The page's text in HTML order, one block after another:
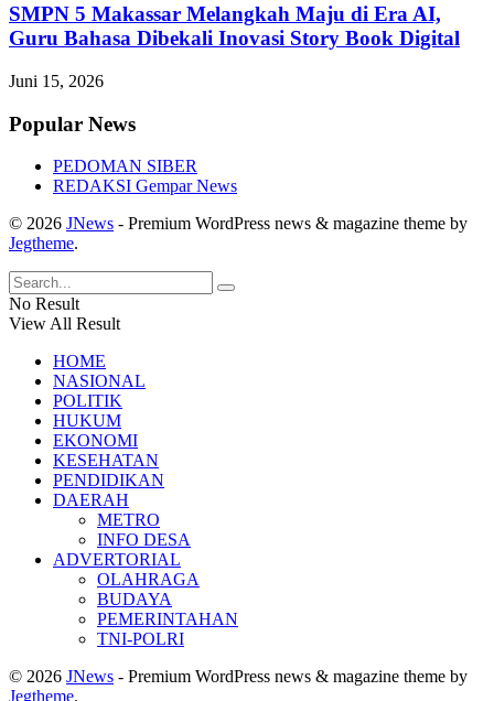
SMPN 5 Makassar Melangkah Maju di Era AI,
Guru Bahasa Dibekali Inovasi Story Book Digital
Juni 15, 2026
Popular News
PEDOMAN SIBER
REDAKSI Gempar News
© 2026 JNews - Premium WordPress news & magazine theme by
Jegtheme.
No Result
View All Result
HOME
NASIONAL
POLITIK
HUKUM
EKONOMI
KESEHATAN
PENDIDIKAN
DAERAH
METRO
INFO DESA
ADVERTORIAL
OLAHRAGA
BUDAYA
PEMERINTAHAN
TNI-POLRI
© 2026 JNews - Premium WordPress news & magazine theme by
Jegtheme.